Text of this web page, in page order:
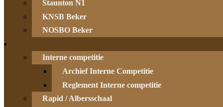
Staunton N1
KNSB Beker
NOSBO Beker
Interne competitie
Archief Interne Competitie
Reglement Interne competitie
Rapid / Albersschaal